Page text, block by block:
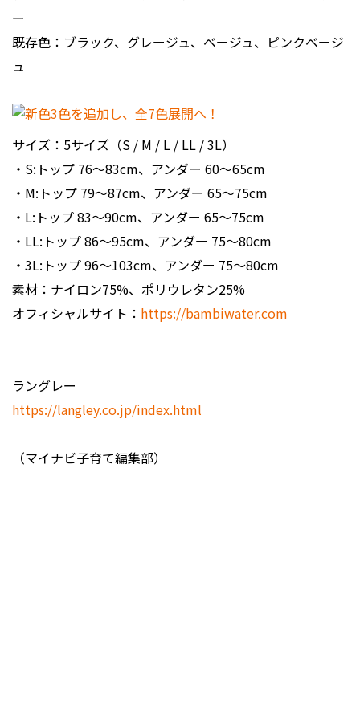
ー
既存色：ブラック、グレージュ、ベージュ、ピンクベージ
ュ
サイズ：5サイズ（S / M / L / LL / 3L）
・S:トップ 76〜83cm、アンダー 60〜65cm
・M:トップ 79〜87cm、アンダー 65〜75cm
・L:トップ 83〜90cm、アンダー 65〜75cm
・LL:トップ 86〜95cm、アンダー 75〜80cm
・3L:トップ 96〜103cm、アンダー 75〜80cm
素材：ナイロン75%、ポリウレタン25%
オフィシャルサイト： https://bambiwater.com
ラングレー
https://langley.co.jp/index.html
（マイナビ子育て編集部）